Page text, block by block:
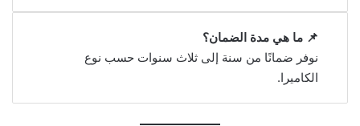
📌 ما هي مدة الضمان؟
نوفر ضمانًا من سنة إلى ثلاث سنوات حسب نوع
الكاميرا.